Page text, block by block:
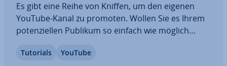
Es gibt eine Reihe von Kniffen, um den eigenen
YouTube-Kanal zu promoten. Wollen Sie es Ihrem
po­ten­zi­el­len Publikum so einfach wie möglich
Ihr Profil auf YouTube einfach mit einer eigenen
Tutorials YouTube